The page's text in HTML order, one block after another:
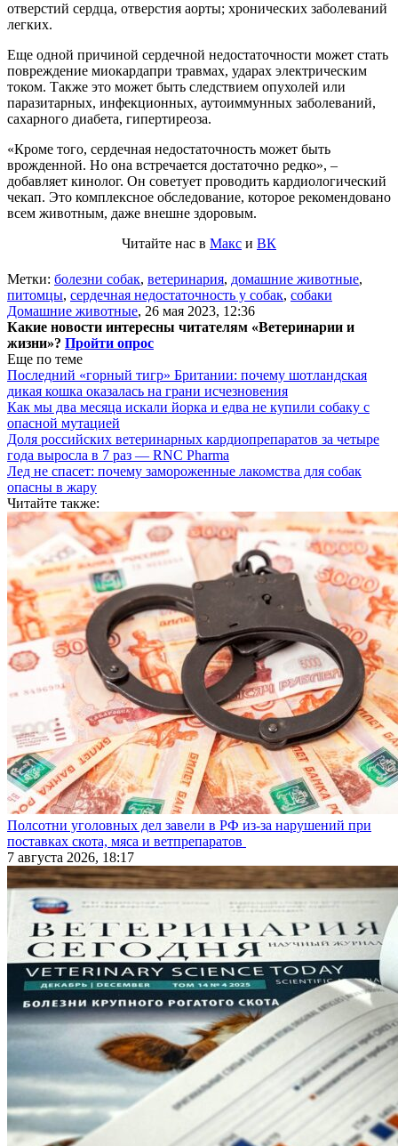
отверстий сердца, отверстия аорты; хронических заболеваний
легких.
Еще одной причиной сердечной недостаточности может стать
повреждение миокардапри травмах, ударах электрическим
током. Также это может быть следствием опухолей или
паразитарных, инфекционных, аутоиммунных заболеваний,
сахарного диабета, гипертиреоза.
«Кроме того, сердечная недостаточность может быть
врожденной. Но она встречается достаточно редко», –
добавляет кинолог. Он советует проводить кардиологический
чекап. Это комплексное обследование, которое рекомендовано
всем животным, даже внешне здоровым.
Читайте нас в Макс и ВК
Метки: болезни собак, ветеринария, домашние животные,
питомцы, сердечная недостаточность у собак, собаки
Домашние животные, 26 мая 2023, 12:36
Какие новости интересны читателям «Ветеринарии и
жизни»? Пройти опрос
Еще по теме
Последний «горный тигр» Британии: почему шотландская
дикая кошка оказалась на грани исчезновения
Как мы два месяца искали йорка и едва не купили собаку с
опасной мутацией
Доля российских ветеринарных кардиопрепаратов за четыре
года выросла в 7 раз — RNC Pharma
Лед не спасет: почему замороженные лакомства для собак
опасны в жару
Читайте также:
Полсотни уголовных дел завели в РФ из-за нарушений при
поставках скота, мяса и ветпрепаратов
7 августа 2026, 18:17